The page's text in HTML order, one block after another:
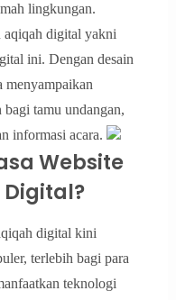
lingkungan.
aqiqah digital yakni
ini. Dengan desain
menyampaikan
tamu undangan,
informasi acara.
Website
digital kini
terlebih bagi para
teknologi